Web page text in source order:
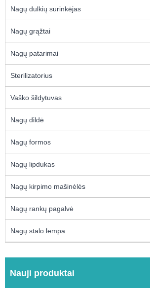
Nagų dulkių surinkėjas
Nagų grąžtai
Nagų patarimai
Sterilizatorius
Vaško šildytuvas
Nagų dildė
Nagų formos
Nagų lipdukas
Nagų kirpimo mašinėlės
Nagų rankų pagalvė
Nagų stalo lempa
Nauji produktai